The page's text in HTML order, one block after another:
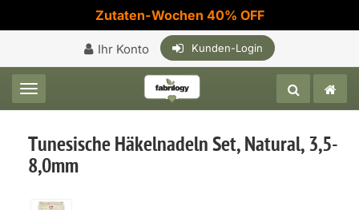
Zutaten-Wochen 40% OFF
Ihr Konto Kunden-Login
Toggle navigation
Tunesische Häkelnadeln Set, Natural, 3,5-
8,0mm